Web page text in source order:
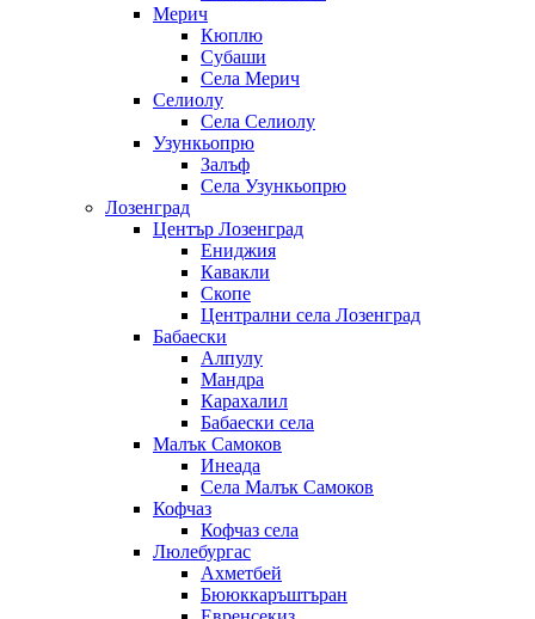
Мерич
Кюплю
Субаши
Села Мерич
Селиолу
Села Селиолу
Узункьопрю
Залъф
Села Узункьопрю
Лозенград
Център Лозенград
Ениджия
Кавакли
Скопе
Централни села Лозенград
Бабаески
Алпулу
Мандра
Карахалил
Бабаески села
Малък Самоков
Инеада
Села Малък Самоков
Кофчаз
Кофчаз села
Люлебургас
Ахметбей
Бююккаръштъран